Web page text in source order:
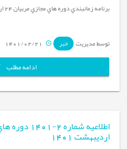
برنامه زمانبندي دوره هاي مجازي مربيان 24 ارديبهشت ماه 1401...
توسط مدیریت خبر 1401/02/21
ادامه مطلب
ارديبهشت 1401